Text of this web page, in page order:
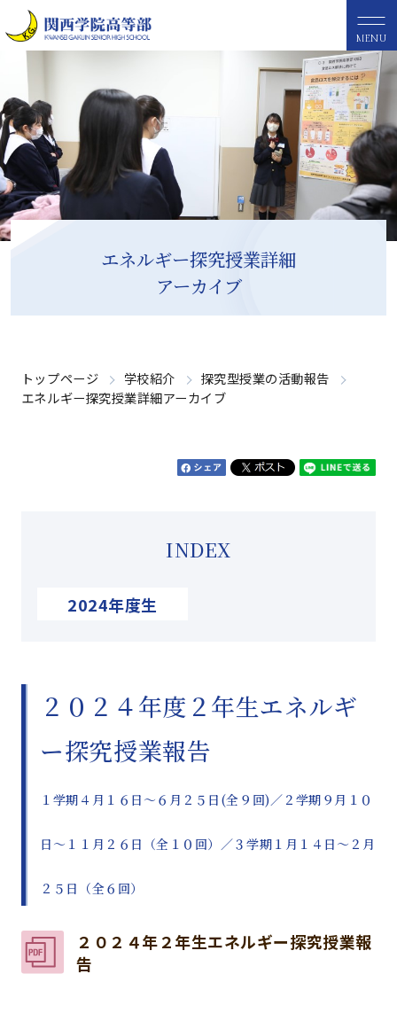
MENU
エネルギー探究授業詳細
アーカイブ
トップページ 学校紹介
探究型授業の活動報告
エネルギー探究授業詳細アーカイブ
INDEX
2024年度生
２０２４年度２年生エネルギ
ー探究授業報告
１学期４月１６日～６月２５日(全９回)／２学期９月１０
日～１１月２６日（全１０回）／３学期１月１４日～２月
２５日（全６回）
２０２４年２年生エネルギー探究授業報
告